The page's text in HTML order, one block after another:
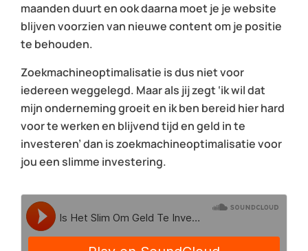
maanden duurt en ook daarna moet je je website
blijven voorzien van nieuwe content om je positie
te behouden.
Zoekmachineoptimalisatie is dus niet voor
iedereen weggelegd. Maar als jij zegt ‘ik wil dat
mijn onderneming groeit en ik ben bereid hier hard
voor te werken en blijvend tijd en geld in te
investeren’dan is zoekmachineoptimalisatie voor
jou een slimme investering.